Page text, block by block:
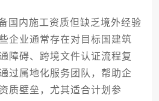
内施工资质但缺乏境外经验
企业通常存在对目标国建筑
障碍、跨境文件认证流程复
过属地化服务团队，帮助企
质壁垒，尤其适合计划参